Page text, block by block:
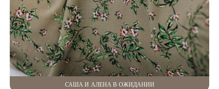
САША И АЛЕНА В ОЖИДАНИИ